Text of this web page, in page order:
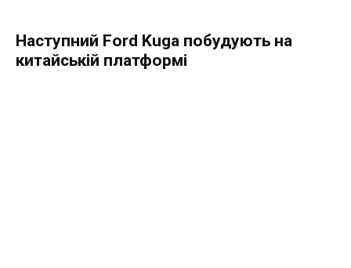
Наступний Ford Kuga побудують на
китайській платформі